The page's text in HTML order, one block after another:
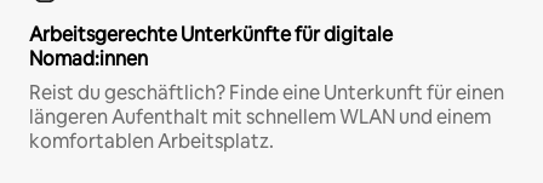
Arbeitsgerechte Unterkünfte für digitale
Nomad:innen
Reist du geschäftlich? Finde eine Unterkunft für einen
längeren Aufenthalt mit schnellem WLAN und einem
komfortablen Arbeitsplatz.